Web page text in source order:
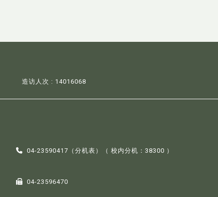
造访人次 : 14016068
04-23590417（分机表 ）（ 校内分机：38300 ）
04-23596470